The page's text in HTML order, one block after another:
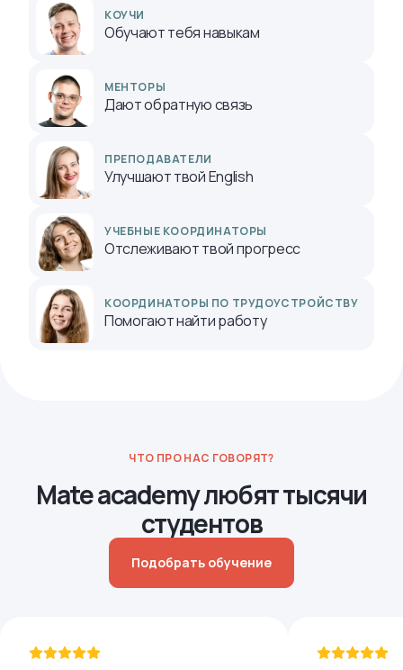
КОУЧИ
Обучают тебя навыкам
МЕНТОРЫ
Дают обратную связь
ПРЕПОДАВАТЕЛИ
Улучшают твой English
УЧЕБНЫЕ КООРДИНАТОРЫ
Отслеживают твой прогресс
КООРДИНАТОРЫ ПО ТРУДОУСТРОЙСТВУ
Помогают найти работу
ЧТО ПРО НАС ГОВОРЯТ?
Mate academy любят тысячи
студентов
Подобрать обучение